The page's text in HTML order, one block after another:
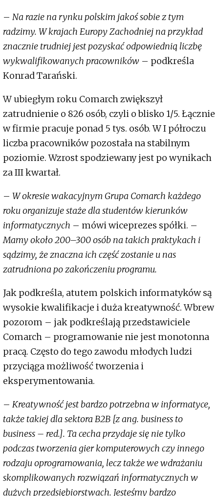
– Na razie na rynku polskim jakoś sobie z tym
radzimy. W krajach Europy Zachodniej na przykład
znacznie trudniej jest pozyskać odpowiednią liczbę
wykwalifikowanych pracowników – podkreśla
Konrad Tarański.
W ubiegłym roku Comarch zwiększył
zatrudnienie o 826 osób, czyli o blisko 1/5. Łącznie
w firmie pracuje ponad 5 tys. osób. W I półroczu
liczba pracowników pozostała na stabilnym
poziomie. Wzrost spodziewany jest po wynikach
za III kwartał.
– W okresie wakacyjnym Grupa Comarch każdego
roku organizuje staże dla studentów kierunków
informatycznych – mówi wiceprezes spółki. –
Mamy około 200–300 osób na takich praktykach i
sądzimy, że znaczna ich część zostanie u nas
zatrudniona po zakończeniu programu.
Jak podkreśla, atutem polskich informatyków są
wysokie kwalifikacje i duża kreatywność. Wbrew
pozorom – jak podkreślają przedstawiciele
Comarch – programowanie nie jest monotonna
pracą. Często do tego zawodu młodych ludzi
przyciąga możliwość tworzenia i
eksperymentowania.
– Kreatywność jest bardzo potrzebna w informatyce,
także takiej dla sektora B2B [z ang. business to
business – red.]. Ta cecha przydaje się nie tylko
podczas tworzenia gier komputerowych czy innego
rodzaju oprogramowania, lecz także we wdrażaniu
skomplikowanych rozwiązań informatycznych w
dużych przedsiębiorstwach. Jesteśmy bardzo